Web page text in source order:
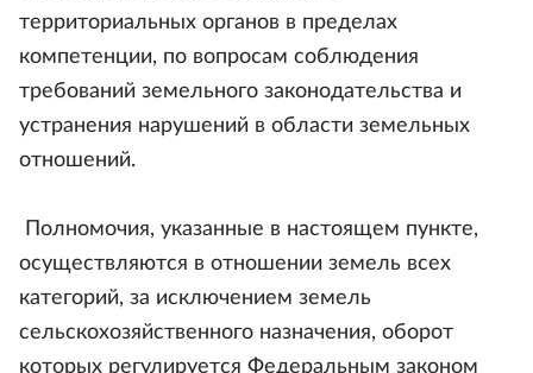
территориальных органов в пределах
компетенции, по вопросам соблюдения
требований земельного законодательства и
устранения нарушений в области земельных
отношений.
Полномочия, указанные в настоящем пункте,
осуществляются в отношении земель всех
категорий, за исключением земель
сельскохозяйственного назначения, оборот
которых регулируется Федеральным законом